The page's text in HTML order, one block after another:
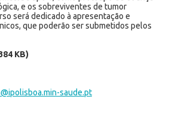
e os sobreviventes de tumor
será dedicado à apresentação e
que poderão ser submetidos pelos
KB)
saude.pt